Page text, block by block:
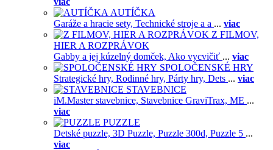
AUTÍČKA
Garáže a hracie sety, Technické stroje a a ... viac
Z FILMOV,
HIER A ROZPRÁVOK
Gabby a jej kúzelný domček, Ako vycvičiť ... viac
SPOLOČENSKÉ HRY
Strategické hry, Rodinné hry, Párty hry, Dets ... viac
STAVEBNICE
iM.Master stavebnice, Stavebnice GraviTrax, ME ...
viac
PUZZLE
Detské puzzle, 3D Puzzle, Puzzle 300d, Puzzle 5 ...
viac